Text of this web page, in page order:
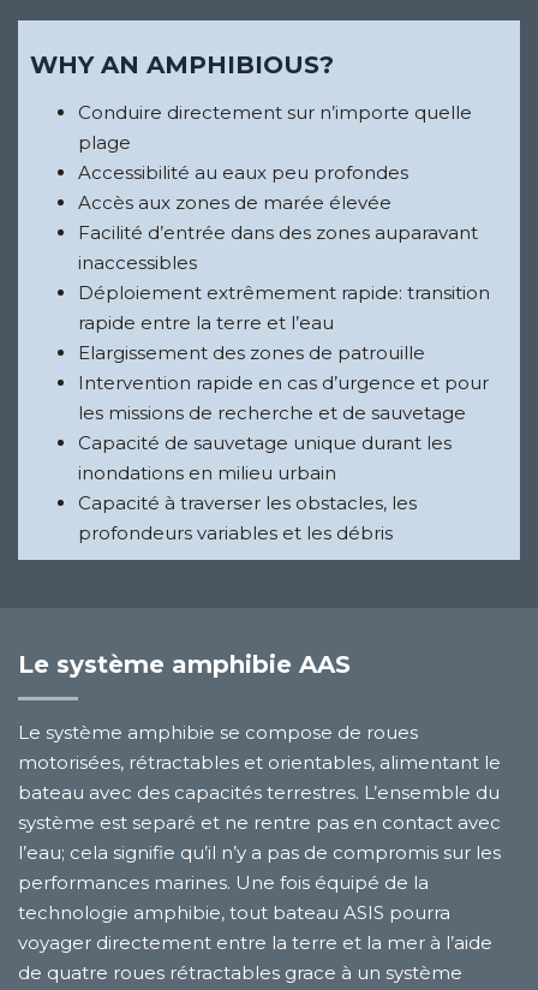
WHY AN AMPHIBIOUS?
Conduire directement sur n’importe quelle
plage
Accessibilité au eaux peu profondes
Accès aux zones de marée élevée
Facilité d’entrée dans des zones auparavant
inaccessibles
Déploiement extrêmement rapide: transition
rapide entre la terre et l’eau
Elargissement des zones de patrouille
Intervention rapide en cas d’urgence et pour
les missions de recherche et de sauvetage
Capacité de sauvetage unique durant les
inondations en milieu urbain
Capacité à traverser les obstacles, les
profondeurs variables et les débris
Le système amphibie AAS
Le système amphibie se compose de roues
motorisées, rétractables et orientables, alimentant le
bateau avec des capacités terrestres. L’ensemble du
système est separé et ne rentre pas en contact avec
l’eau; cela signifie qu’il n’y a pas de compromis sur les
performances marines. Une fois équipé de la
technologie amphibie, tout bateau ASIS pourra
voyager directement entre la terre et la mer à l’aide
de quatre roues rétractables grace à un système